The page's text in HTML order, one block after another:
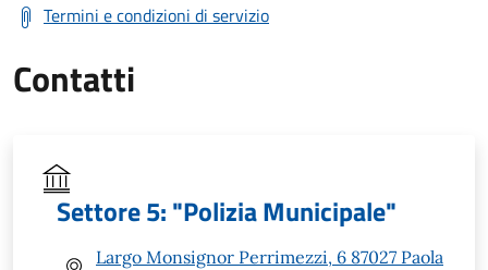
Termini e condizioni di servizio
Contatti
Settore 5: "Polizia Municipale"
Largo Monsignor Perrimezzi, 6 87027 Paola